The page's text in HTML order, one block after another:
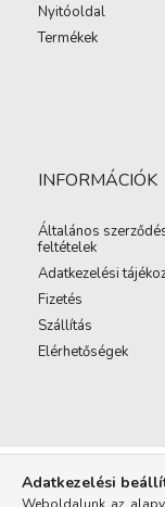
Nyitóoldal
Termékek
INFORMÁCIÓK
Általános
feltételek
Adatkezelési
Fizetés
Szállítás
Elérhetőségek
Adatkezelési